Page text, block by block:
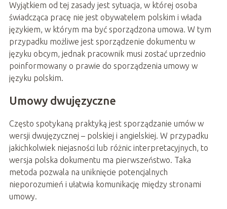
Wyjątkiem od tej zasady jest sytuacja, w której osoba
świadcząca pracę nie jest obywatelem polskim i włada
językiem, w którym ma być sporządzona umowa. W tym
przypadku możliwe jest sporządzenie dokumentu w
języku obcym, jednak pracownik musi zostać uprzednio
poinformowany o prawie do sporządzenia umowy w
języku polskim.
Umowy dwujęzyczne
Często spotykaną praktyką jest sporządzanie umów w
wersji dwujęzycznej – polskiej i angielskiej. W przypadku
jakichkolwiek niejasności lub różnic interpretacyjnych, to
wersja polska dokumentu ma pierwszeństwo. Taka
metoda pozwala na uniknięcie potencjalnych
nieporozumień i ułatwia komunikację między stronami
umowy.